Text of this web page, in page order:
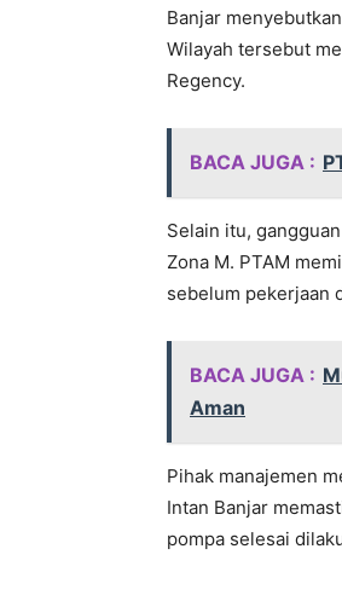
Banjar
Wilayah tersebut
Regency.
BACA JUGA :
Selain itu,
Zona M. PTAM
sebelum pekerjaan
BACA JUGA :
Aman
Pihak manajemen
Intan Banjar
pompa selesai